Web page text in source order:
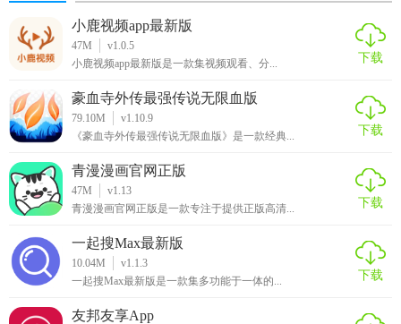
小鹿视频app最新版
47M
v1.0.5
小鹿视频app最新版是一款集视频观看、分...
下载
豪血寺外传最强传说无限血版
79.10M
v1.10.9
《豪血寺外传最强传说无限血版》是一款经典...
下载
青漫漫画官网正版
47M
v1.13
青漫漫画官网正版是一款专注于提供正版高清...
下载
一起搜Max最新版
10.04M
v1.1.3
一起搜Max最新版是一款集多功能于一体的...
下载
友邦友享App